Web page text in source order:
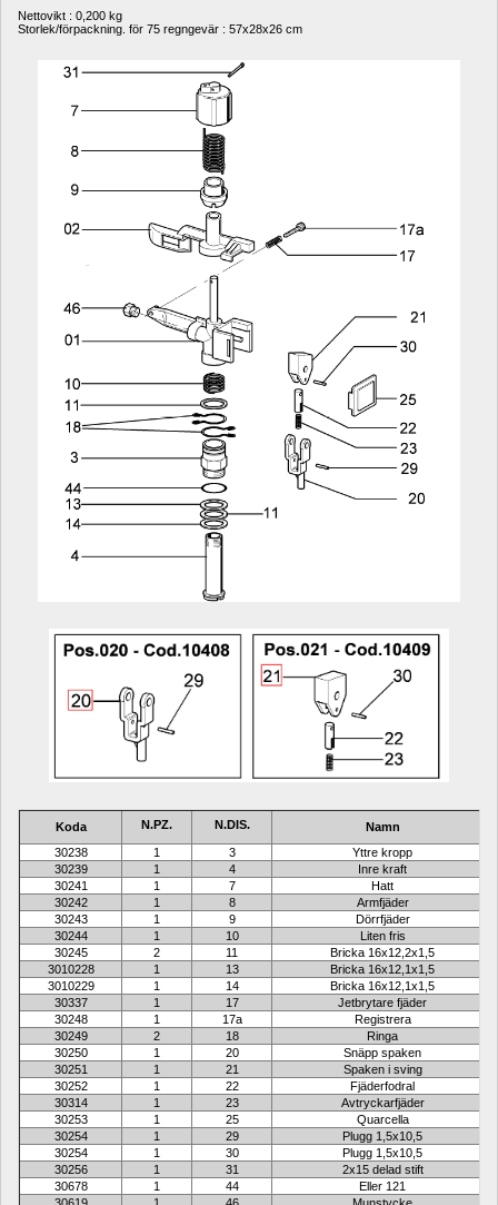
Nettovikt : 0,200 kg
Storlek/förpackning. för 75 regngevär : 57x28x26 cm
Koda N.PZ. N.DIS.
Namn
30238
1 3
Yttre kropp
30239
1 4
Inre kraft
30241
1 7
Hatt
30242
1 8
Armfjäder
30243
1 9
Dörrfjäder
30244
1 10
Liten fris
30245
2 11
Bricka 16x12,2x1,5
3010228
1 13
Bricka 16x12,1x1,5
3010229
1 14
Bricka 16x12,1x1,5
30337
1 17
Jetbrytare fjäder
30248
1 17a
Registrera
30249
2 18
Ringa
30250
1 20
Snäpp spaken
30251
1 21
Spaken i sving
30252
1 22
Fjäderfodral
30314
1 23
Avtryckarfjäder
30253
1 25
Quarcella
30254
1 29
Plugg 1,5x10,5
30254
1 30
Plugg 1,5x10,5
30256
1 31
2x15 delad stift
30678
1 44
Eller 121